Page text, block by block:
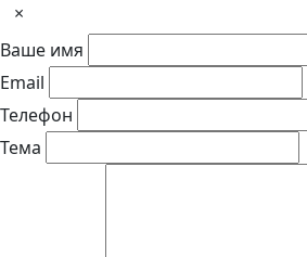
×
Ваше имя
Email
Телефон
Тема